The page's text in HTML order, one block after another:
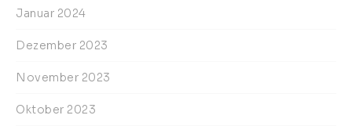
Januar 2024
Dezember 2023
November 2023
Oktober 2023